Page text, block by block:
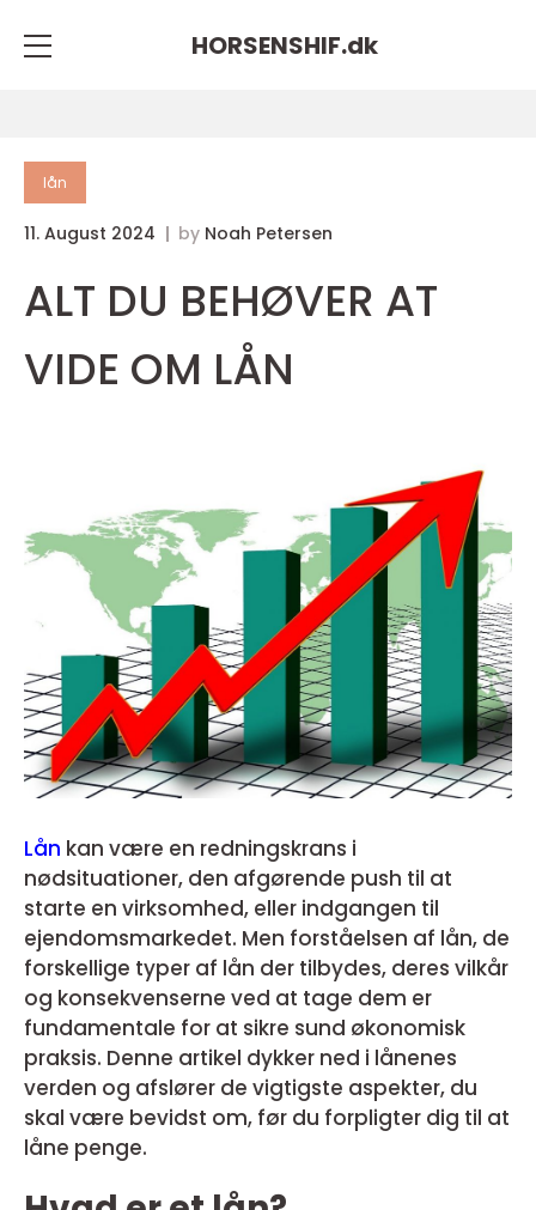
HORSENSHIF.dk
lån
11. August 2024 by Noah Petersen
ALT DU BEHØVER AT
VIDE OM LÅN
Lån kan være en redningskrans i
nødsituationer, den afgørende push til at
starte en virksomhed, eller indgangen til
ejendomsmarkedet. Men forståelsen af lån, de
forskellige typer af lån der tilbydes, deres vilkår
og konsekvenserne ved at tage dem er
fundamentale for at sikre sund økonomisk
praksis. Denne artikel dykker ned i lånenes
verden og afslører de vigtigste aspekter, du
skal være bevidst om, før du forpligter dig til at
låne penge.